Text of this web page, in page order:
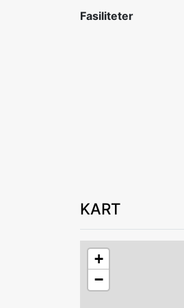
Soverom 1:
Soverom 2:
Soverom 3:
Fasiliteter
KART
+
−